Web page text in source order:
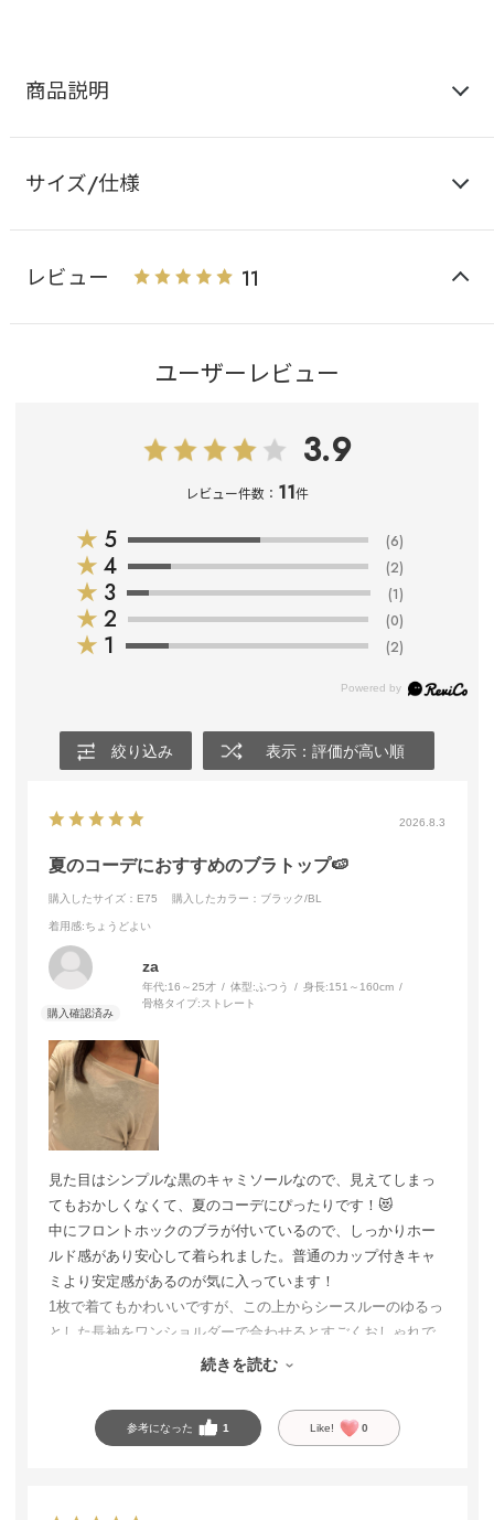
商品説明
サイズ/仕様
レビュー 11
ユーザーレビュー
3.9
レビュー件数： 11件
★ 5 (6)
★ 4 (2)
★ 3 (1)
★ 2 (0)
★ 1 (2)
絞り込み 表示：評価が高い順
2026.8.3
夏のコーデにおすすめのブラトップ🍉
購入したサイズ：E75 購入したカラー：ブラック/BL
着用感:ちょうどよい
za
年代:16～25才 体型: ふつう 身長:151～160cm
骨格タイプ: ストレート
見た目はシンプルな黒のキャミソールなので、見えてしまっ
てもおかしくなくて、夏のコーデにぴったりです！😻
中にフロントホックのブラが付いているので、しっかりホー
ルド感があり安心して着られました。普通のカップ付きキャ
ミより安定感があるのが気に入っています！
1枚で着てもかわいいですが、この上からシースルーのゆるっ
とした長袖をワンショルダーで合わせるとすごくおしゃれで
お気に入りのコーデになりました。見せインナーとしてもお
続きを読む
参考になった 1 Like! 0